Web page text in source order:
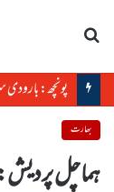
پونچھ: بارودی
بھارت
ہماچل پردیش: